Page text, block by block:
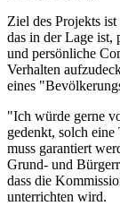
Ziel des Projekts
das in der Lage ist,
und persönliche
Verhalten
eines
"Ich würde gerne
gedenkt, solch
muss garantiert
Grund- und
dass die
unterrichten wird.